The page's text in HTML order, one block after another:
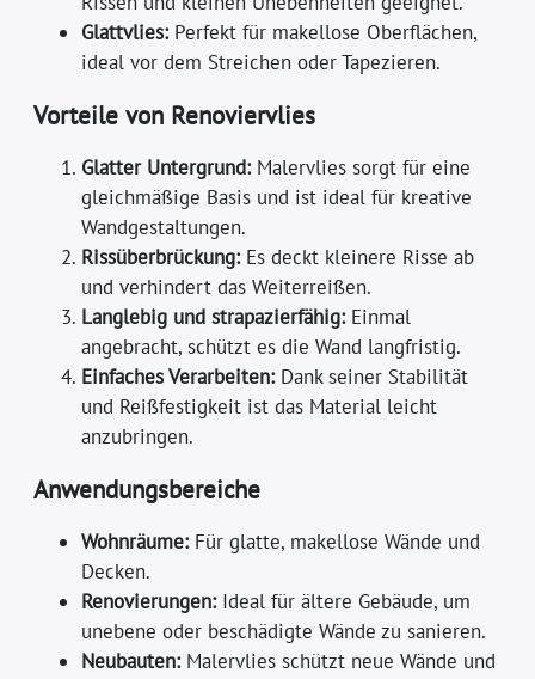
Glattvlies:Perfekt für makellose Oberflächen,
ideal vor dem Streichen oder Tapezieren.
Vorteile von Renoviervlies
Glatter Untergrund:Malervlies sorgt für eine
gleichmäßige Basis und ist ideal für kreative
Wandgestaltungen.
Rissüberbrückung:Es deckt kleinere Risse ab
und verhindert das Weiterreißen.
Langlebig und strapazierfähig:Einmal
angebracht, schützt es die Wand langfristig.
Einfaches Verarbeiten:Dank seiner Stabilität
und Reißfestigkeit ist das Material leicht
anzubringen.
Anwendungsbereiche
Wohnräume:Für glatte, makellose Wände und
Decken.
Renovierungen:Ideal für ältere Gebäude, um
unebene oder beschädigte Wände zu sanieren.
Neubauten:Malervlies schützt neue Wände und